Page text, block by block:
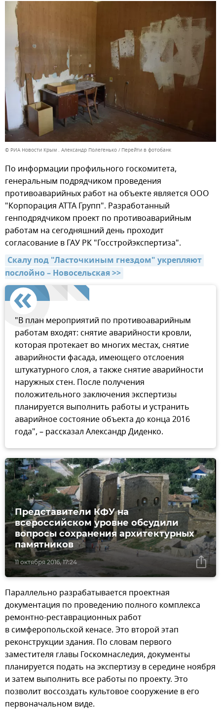
© РИА Новости Крым . Александр Полегенько Перейти в фотобанк
По информации профильного госкомитета,
генеральным подрядчиком проведения
противоаварийных работ на объекте является ООО
"Корпорация АТТА Групп". Разработанный
генподрядчиком проект по противоаварийным
работам на сегодняшний день проходит
согласование в ГАУ РК "Госстройэкспертиза".
Скалу под "Ласточкиным гнездом" укрепляют
послойно – Новосельская >>
"В план мероприятий по противоаварийным
работам входят: снятие аварийности кровли,
которая протекает во многих местах, снятие
аварийности фасада, имеющего отслоения
штукатурного слоя, а также снятие аварийности
наружных стен. После получения
положительного заключения экспертизы
планируется выполнить работы и устранить
аварийное состояние объекта до конца 2016
года", – рассказал Александр Диденко.
11 октября 2016, 17:24
Представители КФУ на
всероссийском уровне обсудили
вопросы сохранения архитектурных
памятников
Параллельно разрабатывается проектная
документация по проведению полного комплекса
ремонтно-реставрационных работ
в симферопольской кенасе. Это второй этап
реконструкции здания. По словам первого
заместителя главы Госкомнаследия, документы
планируется подать на экспертизу в середине ноября
и затем выполнить все работы по проекту. Это
позволит воссоздать культовое сооружение в его
первоначальном виде.